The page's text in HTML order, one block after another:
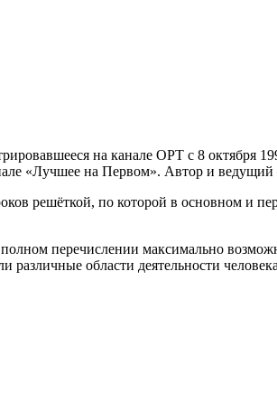
на канале ОРТ с 8 октября
«Лучшее на Первом». Автор и
решёткой, по которой в основном и
перечислении максимально
области деятельности